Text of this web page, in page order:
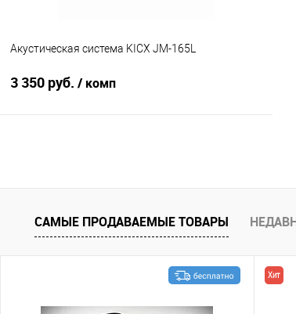
Акустическая система KICX JM-165L
3 350 руб. / комп
Сравнение В избранное
САМЫЕ ПРОДАВАЕМЫЕ ТОВАРЫ
Хит